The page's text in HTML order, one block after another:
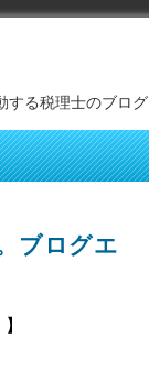
する税理士のブログ
ブログエ